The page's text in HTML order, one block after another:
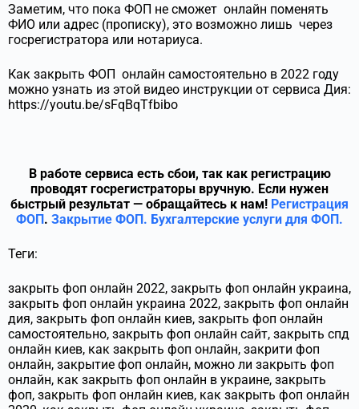
Заметим, что пока ФОП не сможет онлайн поменять
ФИО или адрес (прописку), это возможно лишь через
госрегистратора или нотариуса.
Как закрыть ФОП онлайн самостоятельно в 2022 году
можно узнать из этой видео инструкции от сервиса Дия:
https://youtu.be/sFqBqTfbibo
В работе сервиса есть сбои, так как регистрацию
проводят госрегистраторы вручную. Если нужен
быстрый результат — обращайтесь к нам! Регистрация
ФОП. Закрытие ФОП. Бухгалтерские услуги для ФОП.
Теги:
закрыть фоп онлайн 2022, закрыть фоп онлайн украина,
закрыть фоп онлайн украина 2022, закрыть фоп онлайн
дия, закрыть фоп онлайн киев, закрыть фоп онлайн
самостоятельно, закрыть фоп онлайн сайт, закрыть спд
онлайн киев, как закрыть фоп онлайн, закрити фоп
онлайн, закрытие фоп онлайн, можно ли закрыть фоп
онлайн, как закрыть фоп онлайн в украине, закрыть
фоп, закрыть фоп онлайн киев, как закрыть фоп онлайн